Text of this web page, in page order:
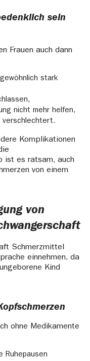
sein
Frauen auch dann
stark
nicht mehr helfen,
verschlechtert.
Komplikationen
ist es ratsam, auch
von einem
von
Schmerzmittel
einnehmen, da
Kind
ohne Medikamente
Ruhepausen